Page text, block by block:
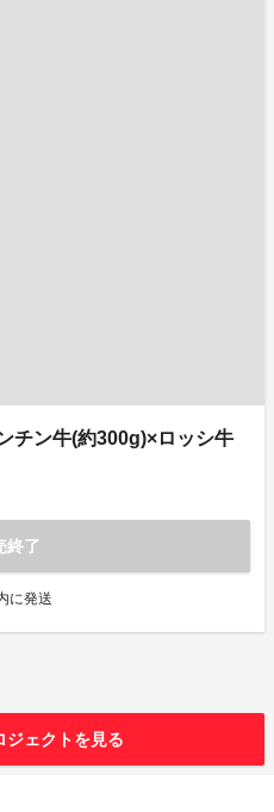
チン牛(約300g)×ロッシ牛
終了
に発送
ジェクトを見る